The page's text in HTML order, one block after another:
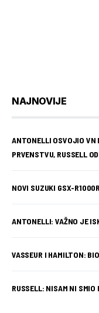
NAJNOVIJE
ANTONELLI OSVOJIO VN
PRVENSTVU, RUSSELL
NOVI SUZUKI GSX-
ANTONELLI: VAŽNO JE
VASSEUR I HAMILTON:
RUSSELL: NISAM NI